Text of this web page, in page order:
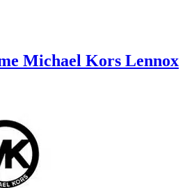
Michael Kors Lennox